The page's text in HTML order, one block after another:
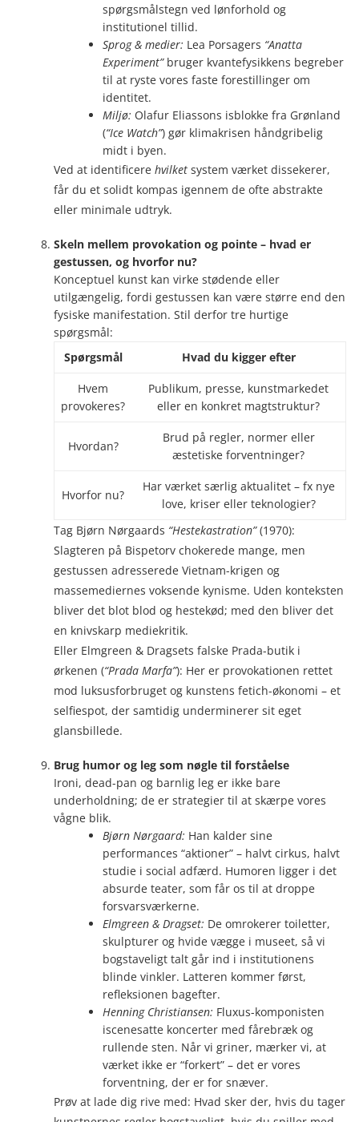
spørgsmålstegn ved lønforhold og
institutionel tillid.
Sprog & medier: Lea Porsagers “Anatta
Experiment”bruger kvantefysikkens begreber
til at ryste vores faste forestillinger om
identitet.
Miljø: Olafur Eliassons isblokke fra Grønland
(“Ice Watch”) gør klimakrisen håndgribelig
midt i byen.
Ved at identificerehvilket system værket dissekerer,
får du et solidt kompas igennem de ofte abstrakte
eller minimale udtryk.
Skeln mellem provokation og pointe – hvad er
gestussen, og hvorfor nu?
Konceptuel kunst kan virke stødende eller
utilgængelig, fordi gestussen kan være større end den
fysiske manifestation. Stil derfor tre hurtige
spørgsmål:
Spørgsmål
Hvad du kigger efter
Hvem
provokeres?
Publikum, presse, kunstmarkedet
eller en konkret magtstruktur?
Hvordan?
Brud på regler, normer eller
æstetiske forventninger?
Hvorfor nu?
Har værket særlig aktualitet – fx nye
love, kriser eller teknologier?
Tag Bjørn Nørgaards “Hestekas­trat­ion”(1970):
Slagteren på Bispetorv chokerede mange, men
gestussen adresserede Vietnam-krigen og
massemediernes voksende kynisme. Uden konteksten
bliver det blot blod og hestekød; med den bliver det
en knivskarp mediekritik.
Eller Elmgreen & Dragsets falske Prada-butik i
ørkenen (“Prada Marfa”): Her er provokationen rettet
mod luksus­forbruget og kunstens fetich-økonomi – et
selfiespot, der samtidig underminerer sit eget
glansbillede.
Brug humor og leg som nøgle til forståelse
Ironi, dead-pan og barnlig leg er ikke bare
underholdning; de er strategier til at skærpe vores
vågne blik.
Bjørn Nørgaard: Han kalder sine
performances “aktioner” – halvt cirkus, halvt
studie i social adfærd. Humoren ligger i det
absurde teater, som får os til at droppe
forsvarsværkerne.
Elmgreen & Dragset: De omrokerer toiletter,
skulpturer og hvide vægge i museet, så vi
bogstaveligt talt går ind i institutionens
blinde vinkler. Latteren kommer først,
refleksionen bagefter.
Henning Christiansen: Fluxus-komponisten
iscenesatte koncerter med fårebræk og
rullende sten. Når vi griner, mærker vi, at
værket ikke er “forkert” – det er vores
forventning, der er for snæver.
Prøv at lade dig rive med: Hvad sker der, hvis du tager